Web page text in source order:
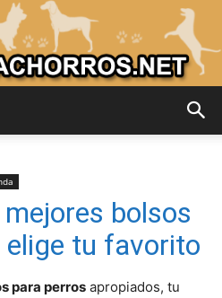
Perros
–
bolsos
elige tu favorito
para perros apropiados, tu